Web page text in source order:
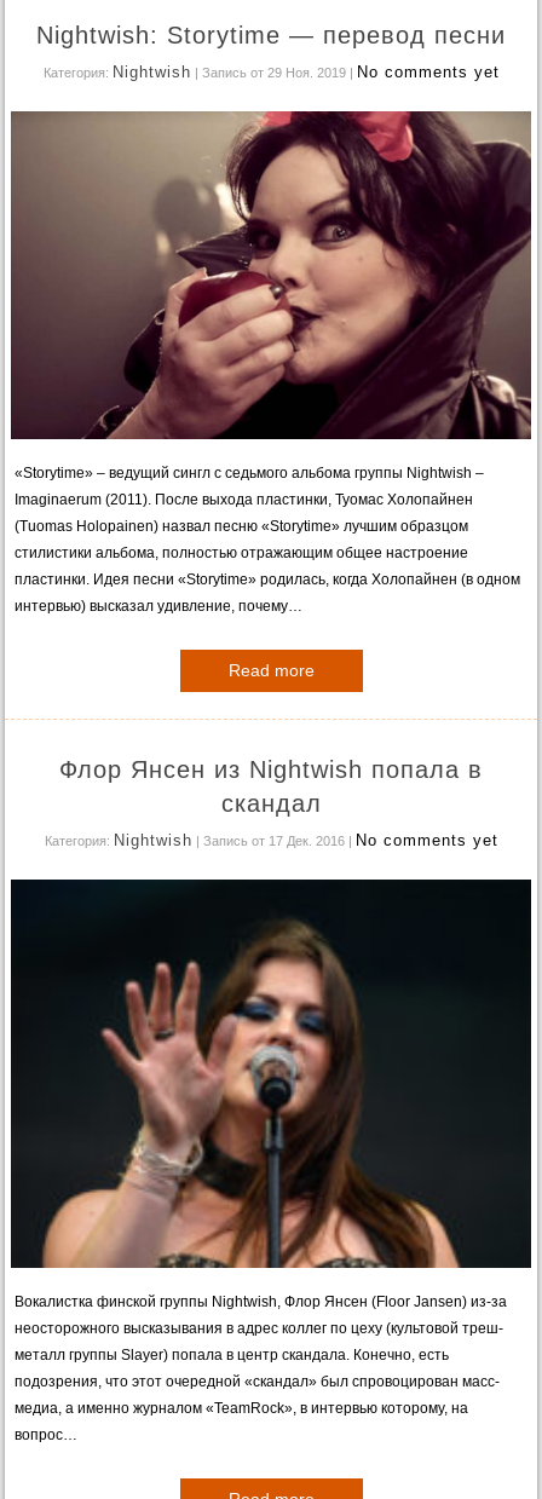
Nightwish: Storytime — перевод песни
Категория: Nightwish | Запись от 29 Ноя. 2019 | No comments yet
«Storytime» – ведущий сингл с седьмого альбома группы Nightwish –
Imaginaerum (2011). После выхода пластинки, Туомас Холопайнен
(Tuomas Holopainen) назвал песню «Storytime» лучшим образцом
стилистики альбома, полностью отражающим общее настроение
пластинки. Идея песни «Storytime» родилась, когда Холопайнен (в одном
интервью) высказал удивление, почему…
Read more
Флор Янсен из Nightwish попала в
скандал
Категория: Nightwish | Запись от 17 Дек. 2016 | No comments yet
Вокалистка финской группы Nightwish, Флор Янсен (Floor Jansen) из-за
неосторожного высказывания в адрес коллег по цеху (культовой треш-
металл группы Slayer) попала в центр скандала. Конечно, есть
подозрения, что этот очередной «скандал» был спровоцирован масс-
медиа, а именно журналом «TeamRock», в интервью которому, на
вопрос…